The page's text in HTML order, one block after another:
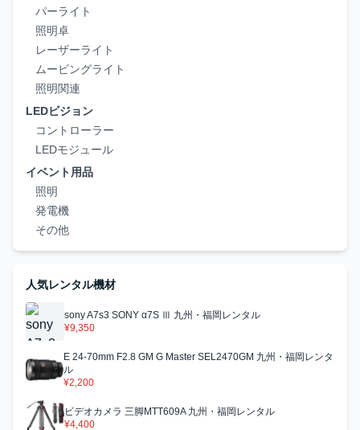
パーライト
照明卓
レーザーライト
ムービングライト
照明関連
LEDビジョン
コントローラー
LEDモジュール
イベント用品
照明
発電機
その他
人気レンタル機材
sony A7s3 SONY α7S Ⅲ 九州・福岡レンタル
¥9,350
E 24-70mm F2.8 GM G Master SEL2470GM 九州・福岡レンタ
ル
¥2,200
ビデオカメラ 三脚MTT609A 九州・福岡レンタル
¥4,400